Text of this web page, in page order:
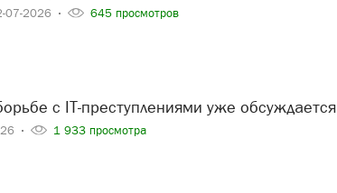
07-2026 645 просмотров
с IT-преступлениями уже обсуждается
1 933 просмотра